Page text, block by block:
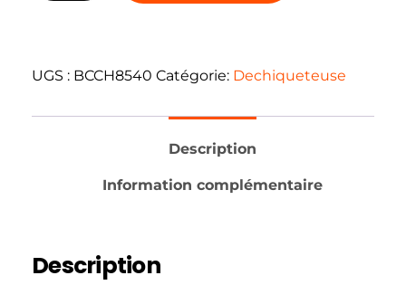
UGS : BCCH8540 Catégorie: Dechiqueteuse
Description
Information complémentaire
Description